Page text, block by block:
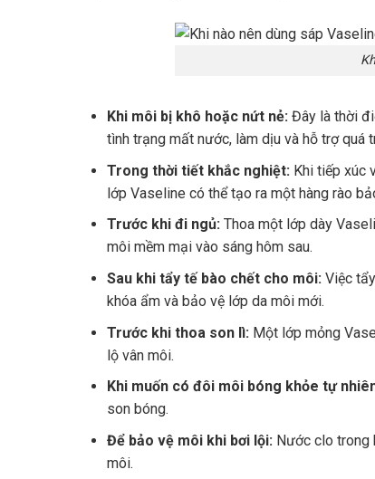
Khi môi bị khô hoặc nứt nẻ: Đây là thời
tình trạng mất nước, làm dịu và hỗ trợ quá
Trong thời tiết khắc nghiệt: Khi tiếp xúc
lớp Vaseline có thể tạo ra một hàng rào
Trước khi đi ngủ: Thoa một lớp dày
môi mềm mại vào sáng hôm sau.
Sau khi tẩy tế bào chết cho môi: Việc
khóa ẩm và bảo vệ lớp da môi mới.
Trước khi thoa son lì: Một lớp mỏng
lộ vân môi.
Khi muốn có đôi môi bóng khỏe tự
son bóng.
Để bảo vệ môi khi bơi lội: Nước clo trong
môi.